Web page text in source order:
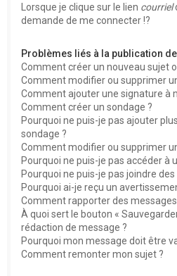
Lorsque je clique sur le lien courriel
demande de me connecter !?
Problèmes liés à la publication
Comment créer un nouveau sujet
Comment modifier ou supprimer
Comment ajouter une signature à
Comment créer un sondage ?
Pourquoi ne puis-je pas ajouter
sondage ?
Comment modifier ou supprimer
Pourquoi ne puis-je pas accéder à
Pourquoi ne puis-je pas joindre
Pourquoi ai-je reçu un
Comment rapporter des
À quoi sert le bouton «
rédaction de message ?
Pourquoi mon message doit être
Comment remonter mon sujet ?